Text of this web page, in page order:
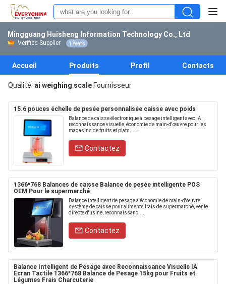
Mingguang Huisheng Information Technology Co., Ltd
Verified Supplier 1 Years
Accueil Produits Profil Contacts
Qualité ai weighing scale Fournisseur
15.6 pouces échelle de pesée personnalisée caisse avec poids
Balance de caisse électronique à pesage intelligent avec IA,
reconnaissance visuelle, économie de main-d'œuvre pour les
magasins de fruits et plats......
Contactez
1366*768 Balances de caisse Balance de pesée intelligente POS
OEM Pour le supermarché
Balance intelligent de pesage à économie de main-d'œuvre,
système de caisse pour aliments frais de supermarché, vente
directe d'usine, reconnaissanc.....
Contactez
Balance Intelligent de Pesage avec Reconnaissance Visuelle IA
Écran Tactile 1366*768 Balance de Pesage 15kg pour Fruits et
Légumes Frais Charcuterie